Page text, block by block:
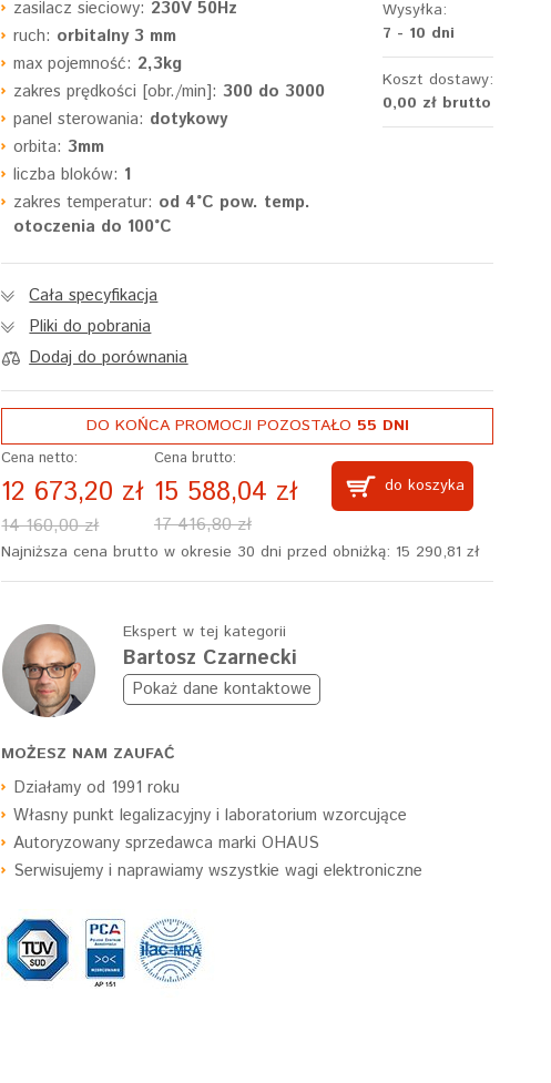
zasilacz sieciowy: 230V 50Hz
ruch: orbitalny 3 mm
max pojemność: 2,3kg
zakres prędkości [obr./min]:300 do 3000
panel sterowania: dotykowy
orbita:3mm
liczba bloków: 1
zakres temperatur: od 4°C pow. temp.
otoczenia do 100°C
Wysyłka:
7 - 10 dni
Koszt dostawy:
0,00 zł brutto
Cała specyfikacja
Pliki do pobrania
Dodaj do porównania
DO KOŃCA PROMOCJI POZOSTAŁO 55 DNI
Cena netto:
12 673,20 zł
14 160,00 zł
Cena brutto:
15 588,04 zł
17 416,80 zł
do koszyka
Najniższa cena brutto w okresie 30 dni przed obniżką: 15 290,81 zł
Ekspert w tej kategorii
Bartosz Czarnecki
Pokaż dane kontaktowe
MOŻESZ NAM ZAUFAĆ
Działamy od 1991 roku
Własny punkt legalizacyjny i laboratorium wzorcujące
Autoryzowany sprzedawca marki OHAUS
Serwisujemy i naprawiamy wszystkie wagi elektroniczne